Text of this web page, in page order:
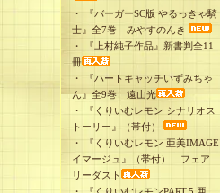
・
『バーガーSC版 やるっきゃ騎
士』全7巻 みやすのんき
・
『上村純子作品』新書判全11
冊
・
『ハートキャッチいずみちゃ
ん』全9巻 遠山光
・
『くりいむレモン シナリオス
トーリー』（帯付）
・
『くりいむレモン 亜美IMAGE
イマージュ』（帯付） フェア
リーダスト